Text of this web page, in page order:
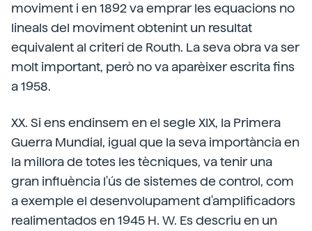
moviment i en 1892 va emprar les equacions no
lineals del moviment obtenint un resultat
equivalent al criteri de Routh. La seva obra va ser
molt important, però no va aparèixer escrita fins
a 1958.
XX. Si ens endinsem en el segle XIX, la Primera
Guerra Mundial, igual que la seva importància en
la millora de totes les tècniques, va tenir una
gran influència l'ús de sistemes de control, com
a exemple el desenvolupament d'amplificadors
realimentados en 1945 H. W. Es descriu en un